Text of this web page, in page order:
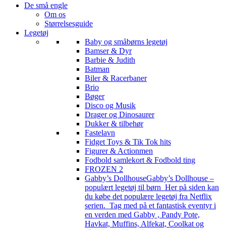
De små engle
Om os
Størrelsesguide
Legetøj
Baby og småbørns legetøj
Bamser & Dyr
Barbie & Judith
Batman
Biler & Racerbaner
Brio
Bøger
Disco og Musik
Drager og Dinosaurer
Dukker & tilbehør
Fastelavn
Fidget Toys & Tik Tok hits
Figurer & Actionmen
Fodbold samlekort & Fodbold ting
FROZEN 2
Gabby’s DollhouseGabby’s Dollhouse –
populært legetøj til børn Her på siden kan
du købe det populære legetøj fra Netflix
serien. Tag med på et fantastisk eventyr i
en verden med Gabby , Pandy Pote,
Havkat, Muffins, Alfekat, Coolkat og